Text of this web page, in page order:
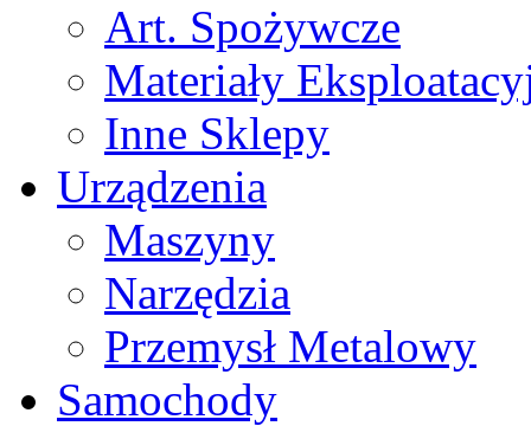
Art. Spożywcze
Materiały
Inne Sklepy
Urządzenia
Maszyny
Narzędzia
Przemysł Metalowy
Samochody